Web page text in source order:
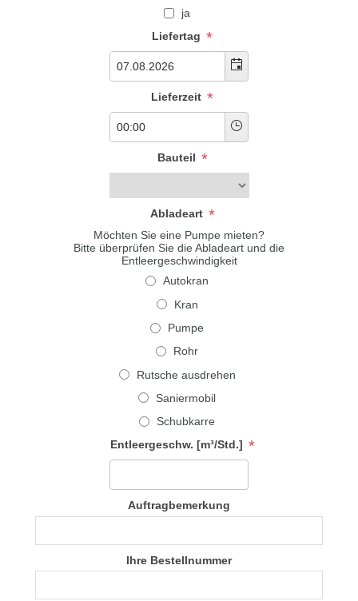
ja
Liefertag *
Lieferzeit *
Bauteil *
Abladeart *
Möchten Sie eine Pumpe mieten?
Bitte überprüfen Sie die Abladeart und die
Entleergeschwindigkeit
Autokran
Kran
Pumpe
Rohr
Rutsche ausdrehen
Saniermobil
Schubkarre
Entleergeschw. [m³/Std.] *
Auftragbemerkung
Ihre Bestellnummer